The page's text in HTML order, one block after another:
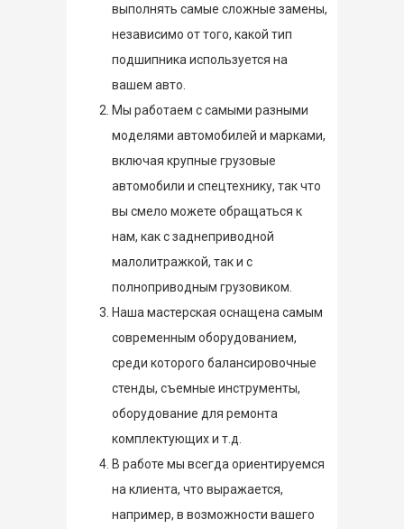
выполнять самые сложные замены,
независимо от того, какой тип
подшипника используется на
вашем авто.
Мы работаем с самыми разными
моделями автомобилей и марками,
включая крупные грузовые
автомобили и спецтехнику, так что
вы смело можете обращаться к
нам, как с заднеприводной
малолитражкой, так и с
полноприводным грузовиком.
Наша мастерская оснащена самым
современным оборудованием,
среди которого балансировочные
стенды, съемные инструменты,
оборудование для ремонта
комплектующих и т.д.
В работе мы всегда ориентируемся
на клиента, что выражается,
например, в возможности вашего